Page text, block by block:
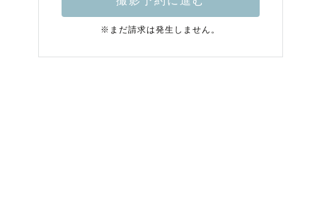
※まだ請求は発生しません。